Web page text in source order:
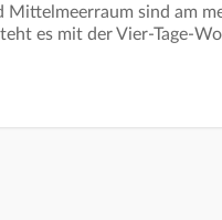
Mittelmeerraum sind am
es mit der Vier-Tage-